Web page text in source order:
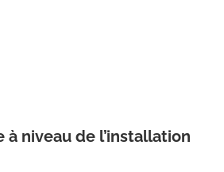
à niveau de l’installation